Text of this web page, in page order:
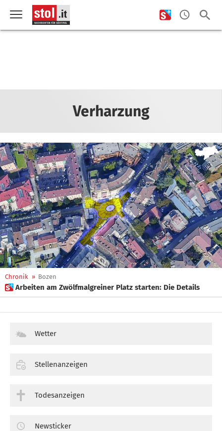
Verharzung
Chronik » Bozen
 Arbeiten am Zwölfmalgreiner Platz starten: Die Details
Wetter
Stellenanzeigen
Todesanzeigen
Newsticker